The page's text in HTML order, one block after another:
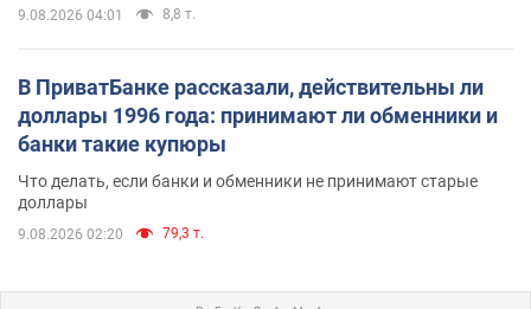
9.08.2026 04:01 8,8 т.
В ПриватБанке рассказали, действительны ли
доллары 1996 года: принимают ли обменники и
банки такие купюры
Что делать, если банки и обменники не принимают старые
доллары
9.08.2026 02:20 79,3 т.